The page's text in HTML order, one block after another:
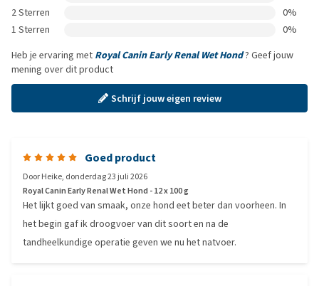
2 Sterren
0%
1 Sterren
0%
Heb je ervaring met Royal Canin Early Renal Wet Hond? Geef jouw
mening over dit product
Schrijf jouw eigen review
Goed product
DoorHeike, donderdag 23 juli 2026
Royal Canin Early Renal Wet Hond - 12 x 100 g
Het lijkt goed van smaak, onze hond eet beter dan voorheen. In
het begin gaf ik droogvoer van dit soort en na de
tandheelkundige operatie geven we nu het natvoer.